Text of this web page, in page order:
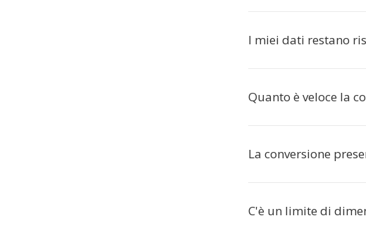
I miei dati restano
Quanto è veloce la
La conversione
C'è un limite di